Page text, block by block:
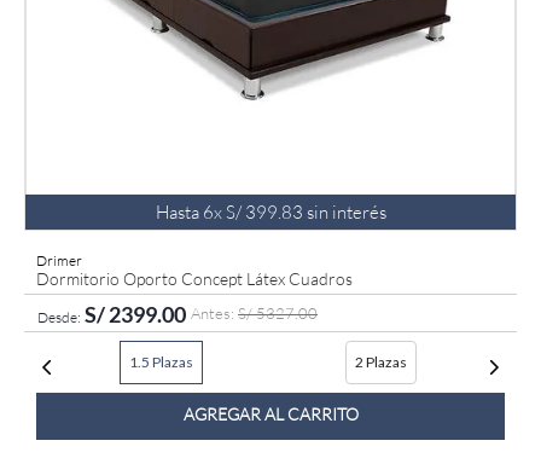
Hasta 6xS/ 399 83 sin interés
Drimer
Dormitorio Oporto Concept Látex Cuadros
S/2399.00 S/5327.00
1.5 Plazas 2 Plazas
AGREGAR AL CARRITO